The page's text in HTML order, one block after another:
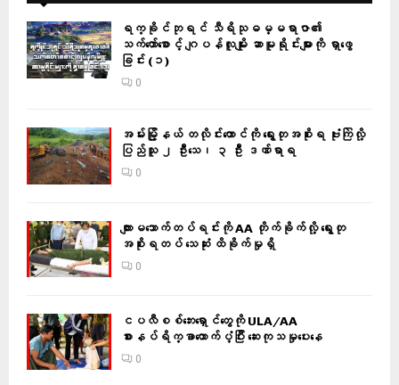
ရက္ခိုင်ဘုရင် သီရိသုဓမ္မရာဇာ၏
သက်တော်စောင့် ဂျပန်လူမျိုး ဆာမူရိုင်းများကို ရှာဖွေ
ခြင်း (၁)
0
အမ်းမြို့နယ် တလိုင်းတောင်ကို ရွေးတုအစိုးရ ဗုံးကြဲလို့
ပြည်သူ ၂ ဦးသေ၊ ၃ ဦး ဒဏ်ရာရ
0
ကျားမသောက်တပ်ရင်းကို AA တိုက်ခိုက်လို့ ရွေးတု
အစိုးရတပ် သေဆုံး ထိခိုက်မှုရှိ
0
ငပလီစစ်ဘေးရှောင်တွေကို ULA/AA
စားနပ်ရိက္ခာထောက်ပံ့ပြီး ဆေးကုသမှုပေးနေ
0